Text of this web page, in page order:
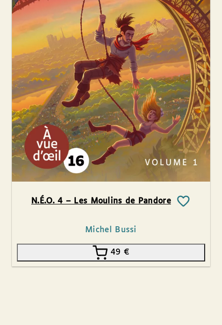
N.É.O. 4 – Les Moulins de Pandore
Michel Bussi
49 €